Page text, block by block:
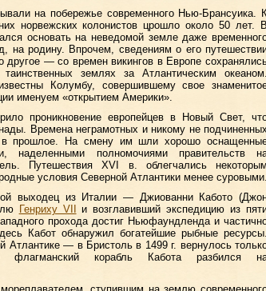
на побережье современного Нью-Брансуика.
норвежских колонистов црошло около 50 лет. В
основать на неведомой земле даже
на родину. Впрочем, сведениям о его
другое — со времен викингов в Европе
землях за Атлантическим океаном.
Колумбу, совершившему свое
именуем «открытием Америки».
проникновение европейцев в Новый Свет,
Времена неграмотных и никому не
в прошлое. На смену им шли хорошо
наделенными полномочиями правительств
Путешествия XVI в. облегчались некоторым
условия Северной Атлантики менее суровыми.
выходец из Италии — Джиованни Кабото
Генриху VII
и возглавивший экспедицию из
прохода достиг Ньюфаундленда и
Кабот обнаружил богатейшие рыбные ресурсы.
Атлантике — в Бристоль в 1499 г. вернулось
корабль Кабота разбился